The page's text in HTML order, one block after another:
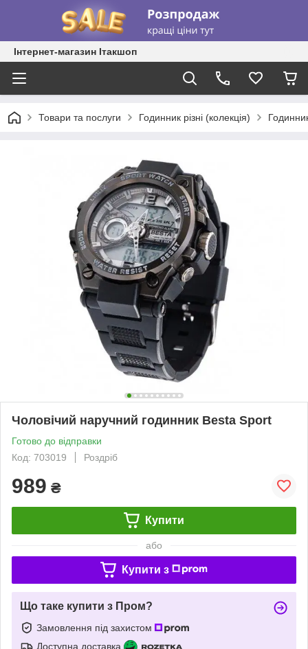
Інтернет-магазин Ітакшоп
Товари та послуги Годинник різні (колекція)
Чоловічий наручний годинник Besta Sport
Готово до відправки
Код: 703019
Роздріб
989 ₴
Купити
або
Купити з
Що таке купити з Пром?
Замовлення під захистом
Доступна доставка